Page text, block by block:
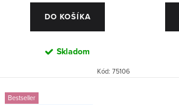
DO KOŠÍKA
Skladom
Kód: 75106
Bestseller